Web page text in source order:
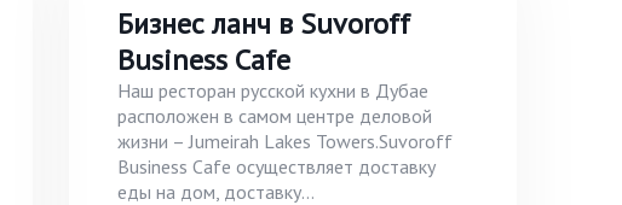
Бизнес ланч в Suvoroff
Business Cafe
Наш ресторан русской кухни в Дубае
расположен в самом центре деловой
жизни – Jumeirah Lakes Towers.Suvoroff
Business Cafe осуществляет доставку
еды на дом, доставку...